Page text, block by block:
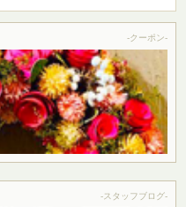
-クーポン-
-スタッフブログ-